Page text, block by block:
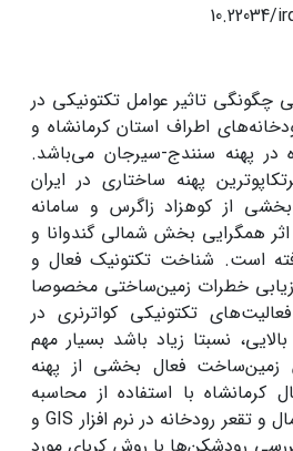
10.22034/
تاثیر عوامل تکتونیکی در
اطراف استان کرمانشاه و
در پهنه سنندج-سیرجان می‌باشد.
پهنه ساختاری در ایران
از کوهزاد زاگرس و سامانه
اثر همگرایی بخش شمالی گندوانا و
است. شناخت تکتونیک فعال و
خطرات زمین‌ساختی مخصوصا
تکتونیکی کواترنری در
نسبتا زیاد باشد بسیار مهم
فعال بخشی از پهنه
کرمانشاه با استفاده از محاسبه
مقادیر شاخص شیب نرمال و تقعر رودخانه در نرم افزار GIS و